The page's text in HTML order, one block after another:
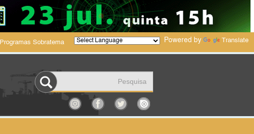
Programas Sobratema Powered by Translate